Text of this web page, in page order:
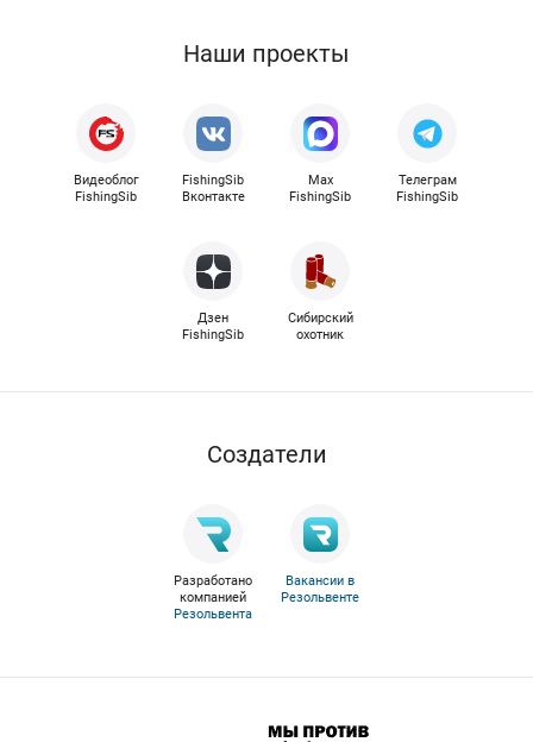
Наши проекты
Видеоблог
FishingSib
FishingSib
Вконтакте
Max
FishingSib
Телеграм
FishingSib
Дзен
FishingSib
Сибирский
охотник
Cоздатели
Разработано
компанией
Резольвента
Вакансии в
Резольвенте